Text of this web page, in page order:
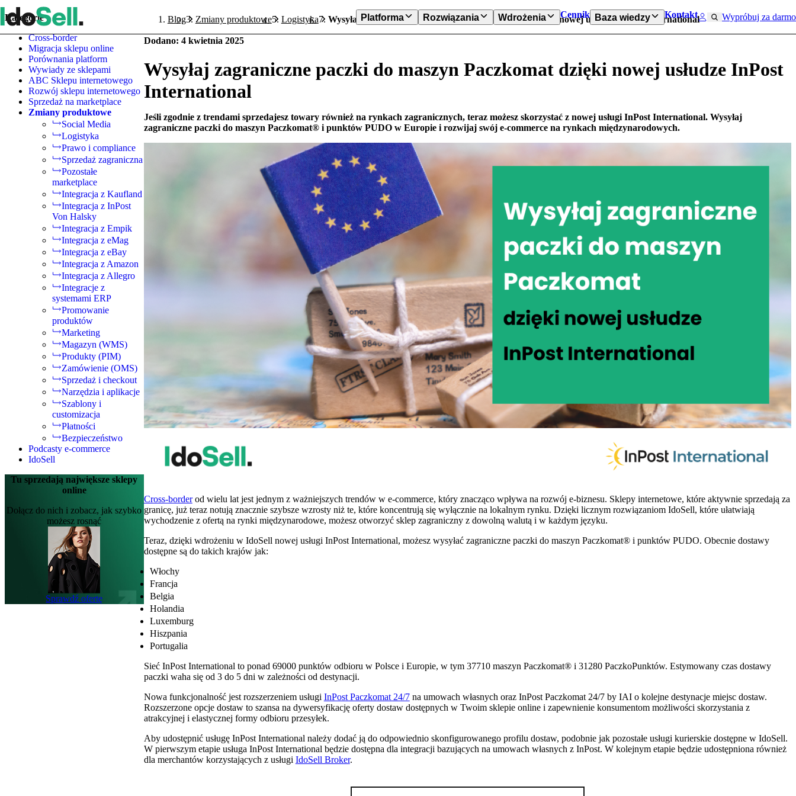
Platforma Rozwiązania Wdrożenia Cennik Baza wiedzy Kontakt Wypróbuj za darmo
Kategorie
Cross-border
Migracja sklepu online
Porównania platform
Wywiady ze sklepami
ABC Sklepu internetowego
Rozwój sklepu internetowego
Sprzedaż na marketplace
Zmiany produktowe
Social Media
Logistyka
Prawo i compliance
Sprzedaż zagraniczna
Pozostałe
marketplace
Integracja z Kaufland
Integracja z InPost
Von Halsky
Integracja z Empik
Integracja z eMag
Integracja z eBay
Integracja z Amazon
Integracja z Allegro
Integracje z
systemami ERP
Promowanie
produktów
Marketing
Magazyn (WMS)
Produkty (PIM)
Zamówienie (OMS)
Sprzedaż i checkout
Narzędzia i aplikacje
Szablony i
customizacja
Płatności
Bezpieczeństwo
Podcasty e-commerce
IdoSell
Tu sprzedają największe sklepy
online
Dołącz do nich i zobacz, jak szybko
możesz rosnąć
Sprawdź ofertę
Blog Zmiany produktowe Logistyka Wysyłaj zagraniczne paczki do maszyn Paczkomat dzięki nowej usłudze InPost International
Dodano: 4 kwietnia 2025
Wysyłaj zagraniczne paczki do maszyn Paczkomat dzięki nowej usłudze InPost
International
Jeśli zgodnie z trendami sprzedajesz towary również na rynkach zagranicznych, teraz możesz skorzystać z nowej usługi InPost International. Wysyłaj
zagraniczne paczki do maszyn Paczkomat® i punktów PUDO w Europie i rozwijaj swój e-commerce na rynkach międzynarodowych.
Cross-borderod wielu lat jest jednym z ważniejszych trendów w e-commerce, który znacząco wpływa na rozwój e-biznesu. Sklepy internetowe, które aktywnie sprzedają za
granicę, już teraz notują znacznie szybsze wzrosty niż te, które koncentrują się wyłącznie na lokalnym rynku. Dzięki licznym rozwiązaniom IdoSell, które ułatwiają
wychodzenie z ofertą na rynki międzynarodowe, możesz otworzyć sklep zagraniczny z dowolną walutą i w każdym języku.
Teraz, dzięki wdrożeniu w IdoSell nowej usługi InPost International, możesz wysyłać zagraniczne paczki do maszyn Paczkomat® i punktów PUDO. Obecnie dostawy
dostępne są do takich krajów jak:
Włochy
Francja
Belgia
Holandia
Luxemburg
Hiszpania
Portugalia
Sieć InPost International to ponad 69000 punktów odbioru w Polsce i Europie, w tym 37710 maszyn Paczkomat® i 31280 PaczkoPunktów. Estymowany czas dostawy
paczki waha się od 3 do 5 dni w zależności od destynacji.
Nowa funkcjonalność jest rozszerzeniem usługi InPost Paczkomat 24/7na umowach własnych oraz InPost Paczkomat 24/7 by IAI o kolejne destynacje miejsc dostaw.
Rozszerzone opcje dostaw to szansa na dywersyfikację oferty dostaw dostępnych w Twoim sklepie online i zapewnienie konsumentom możliwości skorzystania z
atrakcyjnej i elastycznej formy odbioru przesyłek.
Aby udostępnić usługę InPost International należy dodać ją do odpowiednio skonfigurowanego profilu dostaw, podobnie jak pozostałe usługi kurierskie dostępne w IdoSell.
W pierwszym etapie usługa InPost International będzie dostępna dla integracji bazujących na umowach własnych z InPost. W kolejnym etapie będzie udostępniona również
dla merchantów korzystających z usługi IdoSell Broker.